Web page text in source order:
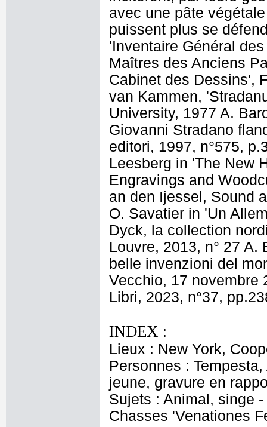
avec une pâte
puissent plus se
'Inventaire Général
Maîtres des Anciens
Cabinet des Dessins',
van Kammen,
University, 1977 A.
Giovanni Stradano
editori, 1997, n°575,
Leesberg in 'The New
Engravings and
an den Ijessel, Sound
O. Savatier in 'Un
Dyck, la collection
Louvre, 2013, n° 27
belle invenzioni del
Vecchio, 17 novembre
Libri, 2023, n°37,
INDEX :
Lieux : New York,
Personnes :
jeune, gravure en
Sujets : Animal, singe
Chasses 'Venationes